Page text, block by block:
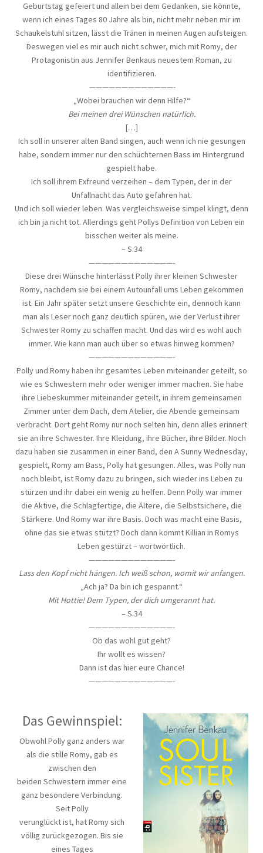
Geburtstag gefeiert und allein bei dem Gedanken, sie könnte,
wenn ich eines Tages 80 Jahre als bin, nicht mehr neben mir im
Schaukelstuhl sitzen, lässt die Tränen in meinen Augen aufsteigen.
Deswegen viel es mir auch nicht schwer, mich mit Romy, der
Protagonistin aus Jennifer Benkaus neuestem Roman, zu
identifizieren.
—————————————-
„Wobei brauchen wir denn Hilfe?“
Bei meinen drei Wünschen natürlich.
[…]
Ich soll in unserer alten Band singen, auch wenn ich nie gesungen
habe, sondern immer nur den schüchternen Bass im Hintergrund
gespielt habe.
Ich soll ihrem Exfreund verzeihen – dem Typen, der in der
Unfallnacht das Auto gefahren hat.
Und ich soll wieder leben. Was vergleichsweise simpel klingt, denn
ich bin ja nicht tot. Allerdings geht Pollys Definition von Leben ein
bisschen weiter als meine.
– S.34
—————————————-
Diese drei Wünsche hinterlässt Polly ihrer kleinen Schwester
Romy, nachdem sie bei einem Autounfall ums Leben gekommen
ist. Ein Jahr später setzt unsere Geschichte ein, dennoch kann
man als Leser noch ganz deutlich spüren, wie der Verlust ihrer
Schwester Romy zu schaffen macht. Und das wird es wohl auch
immer. Wie kann man auch über so etwas hinweg kommen?
—————————————-
Polly und Romy haben ihr gesamtes Leben miteinander geteilt, so
wie es Schwestern mehr oder weniger immer machen. Sie habe
ihre Liebeskummer miteinander geteilt, in ihrem gemeinsamen
Zimmer unter dem Dach, dem Atelier, die Abende gemeinsam
verbracht. Dort geht Romy nur noch selten hin, denn alles erinnert
sie an ihre Schwester. Ihre Kleidung, ihre Bücher, ihre Bilder. Noch
dazu haben sie zusammen in einer Band, den A Sunny Wednesday,
gespielt, Romy am Bass, Polly hat gesungen. Alles, was Polly nun
noch bleibt, ist Romy dazu zu bringen, sich wieder ins Leben zu
stürzen und ihr dabei ein wenig zu helfen. Denn Polly war immer
die Aktive, die Schlagfertige, die Ältere, die Selbstsichere, die
Stärkere. Und Romy war ihre Basis. Doch was macht eine Basis,
ohne das sie etwas stützt? Doch dann kommt Killian in Romys
Leben gestürzt – wortwörtlich.
—————————————-
Lass den Kopf nicht hängen. Ich weiß schon, womit wir anfangen.
„Ach ja? Da bin ich gespannt.“
Mit Hottie! Dem Typen, der dich umgerannt hat.
– S.34
—————————————-
Ob das wohl gut geht?
Ihr wollt es wissen?
Dann ist das hier eure Chance!
—————————————-
Das Gewinnspiel:
Obwohl Polly ganz anders war
als die stille Romy, gab es
zwischen den
beiden Schwestern immer eine
ganz besondere Verbindung.
Seit Polly
verunglückt ist, hat Romy sich
völlig zurückgezogen. Bis sie
eines Tages